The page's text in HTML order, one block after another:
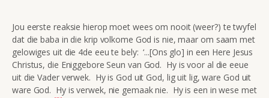
Jou eerste reaksie hierop moet wees om nooit (weer?) te twyfel
dat die baba in die krip volkome God is nie, maar om saam met
gelowiges uit die 4de eeu te bely: ‘...[Ons glo] in een Here Jesus
Christus, die Eniggebore Seun van God. Hy is voor al die eeue
uit die Vader verwek. Hy is God uit God, lig uit lig, ware God uit
ware God. Hy is verwek, nie gemaak nie. Hy is een in wese met